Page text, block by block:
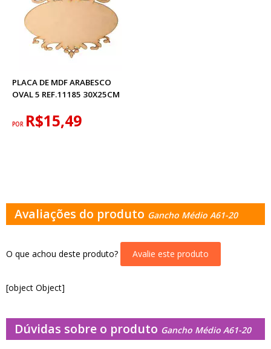
PLACA DE MDF ARABESCO
OVAL 5 REF.11185 30X25CM
POR R$15,49
Avaliações do produto Gancho Médio A61-20
O que achou deste produto? Avalie este produto
[object Object]
Dúvidas sobre o produto Gancho Médio A61-20